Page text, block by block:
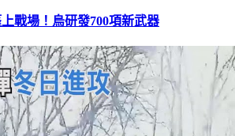
戰場！烏研發700項新武器